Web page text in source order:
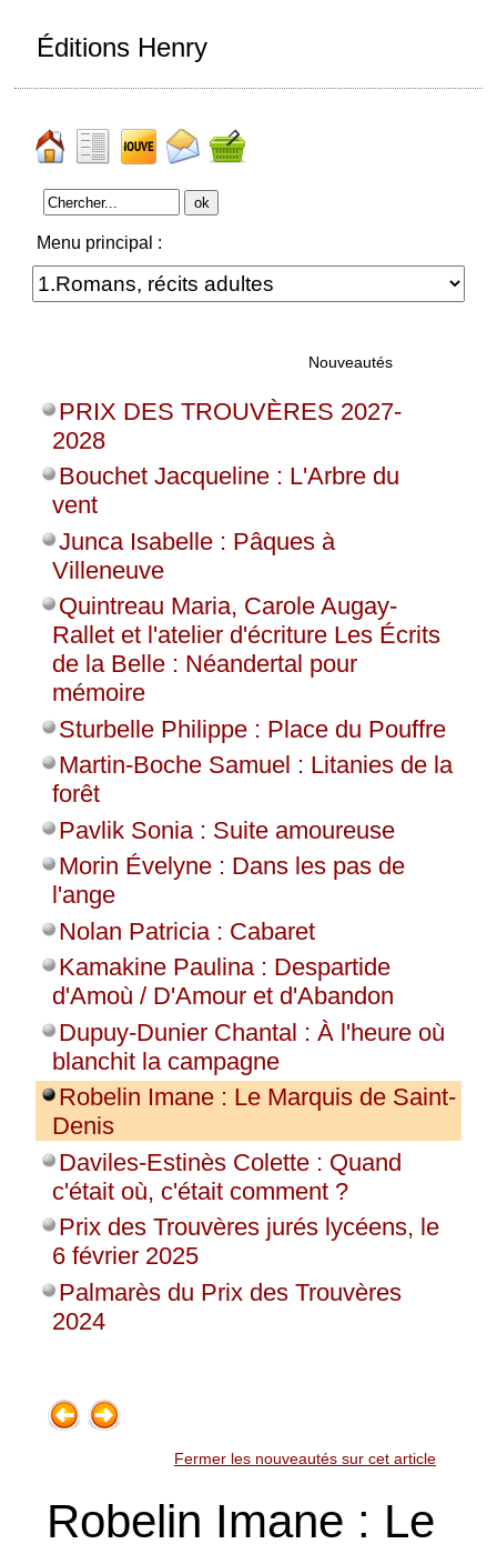
Éditions Henry
Menu principal :
Nouveautés
PRIX DES TROUVÈRES 2027-
2028
Bouchet Jacqueline : L'Arbre du
vent
Junca Isabelle : Pâques à
Villeneuve
Quintreau Maria, Carole Augay-
Rallet et l'atelier d'écriture Les Écrits
de la Belle : Néandertal pour
mémoire
Sturbelle Philippe : Place du Pouffre
Martin-Boche Samuel : Litanies de la
forêt
Pavlik Sonia : Suite amoureuse
Morin Évelyne : Dans les pas de
l'ange
Nolan Patricia : Cabaret
Kamakine Paulina : Despartide
d'Amoù / D'Amour et d'Abandon
Dupuy-Dunier Chantal : À l'heure où
blanchit la campagne
Robelin Imane : Le Marquis de Saint-
Denis
Daviles-Estinès Colette : Quand
c'était où, c'était comment ?
Prix des Trouvères jurés lycéens, le
6 février 2025
Palmarès du Prix des Trouvères
2024
Fermer les nouveautés sur cet article
Robelin Imane : Le